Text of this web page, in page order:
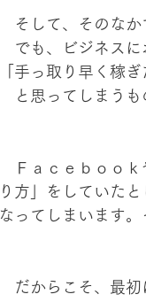
そして、そのなか
でも、ビジネスに
「手っ取り早く稼ぎ
と思ってしまうも
Ｆａｃｅｂｏｏｋ
り方」をしていた
なってしまいます
だからこそ、最初